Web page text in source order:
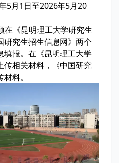
5月1日至2026年5月20
在《昆明理工大学研究生
研究生招生信息网》两个
填报。在《昆明理工大学
传相关材料，《中国研究
料。